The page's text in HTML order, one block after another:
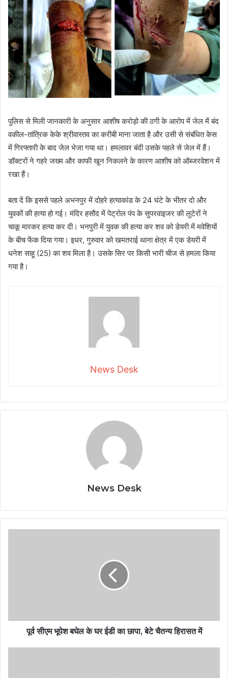
पुलिस से मिली जानकारी के अनुसार आशीष करोड़ो की ठगी के आरोप में जेल में बंद
वकील-तांत्रिक केके श्रीवास्तव का करीबी माना जाता है और उसी से संबंधित केस
में गिरफ्तारी के बाद जेल भेजा गया था। हमलावर बंदी उसके पहले से जेल में हैं।
डॉक्टरों ने गहरे जख्म और काफी खून निकलने के कारण आशीष को ऑब्जरवेशन में
रखा हैं।
बता दें कि इससे पहले अभनपुर में दोहरे हत्याकांड के 24 घंटे के भीतर दो और
युवकों की हत्या हो गई। मंदिर हसौद में पेट्रोल पंप के सुपरवाइजर की लुटेरों ने
चाकू मारकर हत्या कर दी। भनपुरी में युवक की हत्या कर शव को डेयरी में मवेशियों
के बीच फेंक दिया गया। इधर, गुरुवार को खमतराई थाना क्षेत्र में एक डेयरी में
धनेश साहू (25) का शव मिला है। उसके सिर पर किसी भारी चीज से हमला किया
गया है।
News Desk
News Desk
पूर्व सीएम भूपेश बघेल के घर ईडी का छापा, बेटे चैतन्य हिरासत में